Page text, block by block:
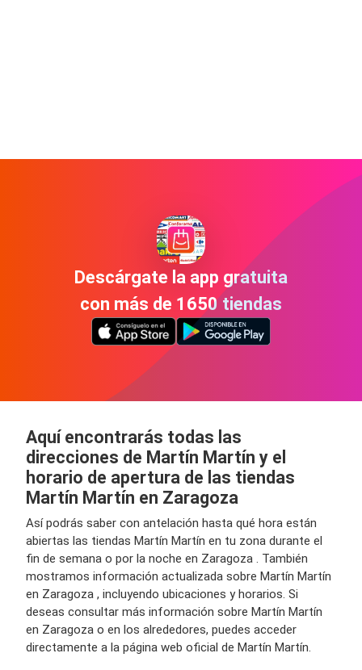
Descárgate la app gratuita
con más de 1650 tiendas
Aquí encontrarás todas las
direcciones de Martín Martín y el
horario de apertura de las tiendas
Martín Martín en Zaragoza
Así podrás saber con antelación hasta qué hora están
abiertas las tiendas Martín Martín en tu zona durante el
fin de semana o por la noche en Zaragoza . También
mostramos información actualizada sobre Martín Martín
en Zaragoza , incluyendo ubicaciones y horarios. Si
deseas consultar más información sobre Martín Martín
en Zaragoza o en los alrededores, puedes acceder
directamente a la página web oficial de Martín Martín.